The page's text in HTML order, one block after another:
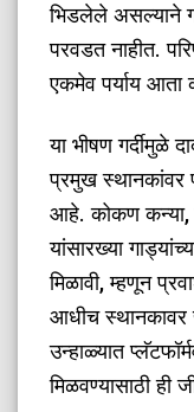
भिडलेले असल्याने
परवडत नाहीत.
एकमेव पर्याय आता
​या भीषण गर्दीमुळे
प्रमुख स्थानकांवर
आहे. कोकण कन्या,
यांसारख्या
मिळावी, म्हणून
आधीच स्थानकावर
उन्हाळ्यात
मिळवण्यासाठी